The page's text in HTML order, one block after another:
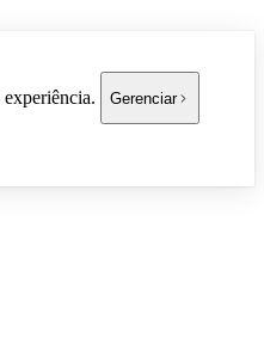
Gerenciar